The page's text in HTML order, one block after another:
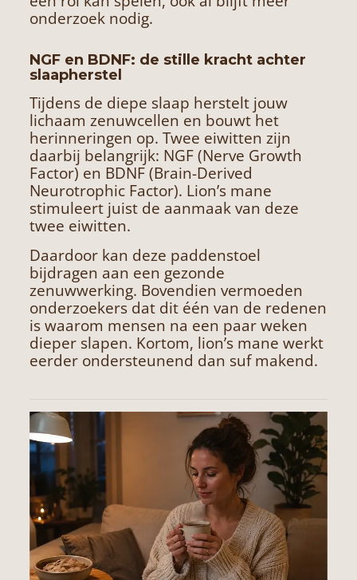
onderzoek nodig.
NGF en BDNF: de stille kracht achter
slaapherstel
Tijdens de diepe slaap herstelt jouw
lichaam zenuwcellen en bouwt het
herinneringen op. Twee eiwitten zijn
daarbij belangrijk: NGF (Nerve Growth
Factor) en BDNF (Brain-Derived
Neurotrophic Factor). Lion’s mane
stimuleert juist de aanmaak van deze
twee eiwitten.
Daardoor kan deze paddenstoel
bijdragen aan een gezonde
zenuwwerking. Bovendien vermoeden
onderzoekers dat dit één van de redenen
is waarom mensen na een paar weken
dieper slapen. Kortom, lion’s mane werkt
eerder ondersteunend dan suf makend.